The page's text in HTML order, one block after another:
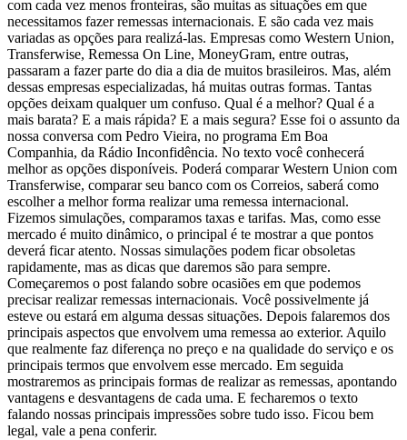
com cada vez menos fronteiras, são muitas as situações em que
necessitamos fazer remessas internacionais. E são cada vez mais
variadas as opções para realizá-las. Empresas como Western Union,
Transferwise, Remessa On Line, MoneyGram, entre outras,
passaram a fazer parte do dia a dia de muitos brasileiros. Mas, além
dessas empresas especializadas, há muitas outras formas. Tantas
opções deixam qualquer um confuso. Qual é a melhor? Qual é a
mais barata? E a mais rápida? E a mais segura? Esse foi o assunto da
nossa conversa com Pedro Vieira, no programa Em Boa
Companhia, da Rádio Inconfidência. No texto você conhecerá
melhor as opções disponíveis. Poderá comparar Western Union com
Transferwise, comparar seu banco com os Correios, saberá como
escolher a melhor forma realizar uma remessa internacional.
Fizemos simulações, comparamos taxas e tarifas. Mas, como esse
mercado é muito dinâmico, o principal é te mostrar a que pontos
deverá ficar atento. Nossas simulações podem ficar obsoletas
rapidamente, mas as dicas que daremos são para sempre.
Começaremos o post falando sobre ocasiões em que podemos
precisar realizar remessas internacionais. Você possivelmente já
esteve ou estará em alguma dessas situações. Depois falaremos dos
principais aspectos que envolvem uma remessa ao exterior. Aquilo
que realmente faz diferença no preço e na qualidade do serviço e os
principais termos que envolvem esse mercado. Em seguida
mostraremos as principais formas de realizar as remessas, apontando
vantagens e desvantagens de cada uma. E fecharemos o texto
falando nossas principais impressões sobre tudo isso. Ficou bem
legal, vale a pena conferir.